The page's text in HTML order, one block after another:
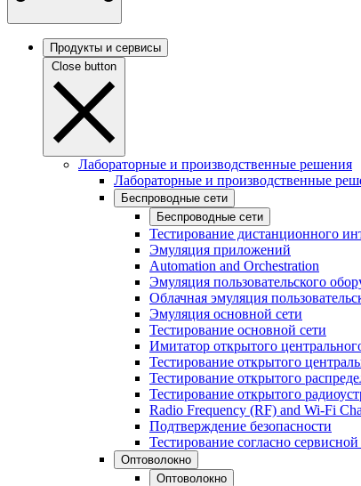
Продукты и сервисы
Close button
Лабораторные и производственные решения
Лабораторные и производственные
Беспроводные сети
Беспроводные сети
Тестирование дистанционного
Эмуляция приложений
Automation and Orchestration
Эмуляция пользовательского
Облачная эмуляция
Эмуляция основной сети
Тестирование основной сети
Имитатор открытого
Тестирование открытого
Тестирование открытого
Тестирование открытого
Radio Frequency (RF) and Wi-Fi
Подтверждение безопасности
Тестирование согласно
Оптоволокно
Оптоволокно